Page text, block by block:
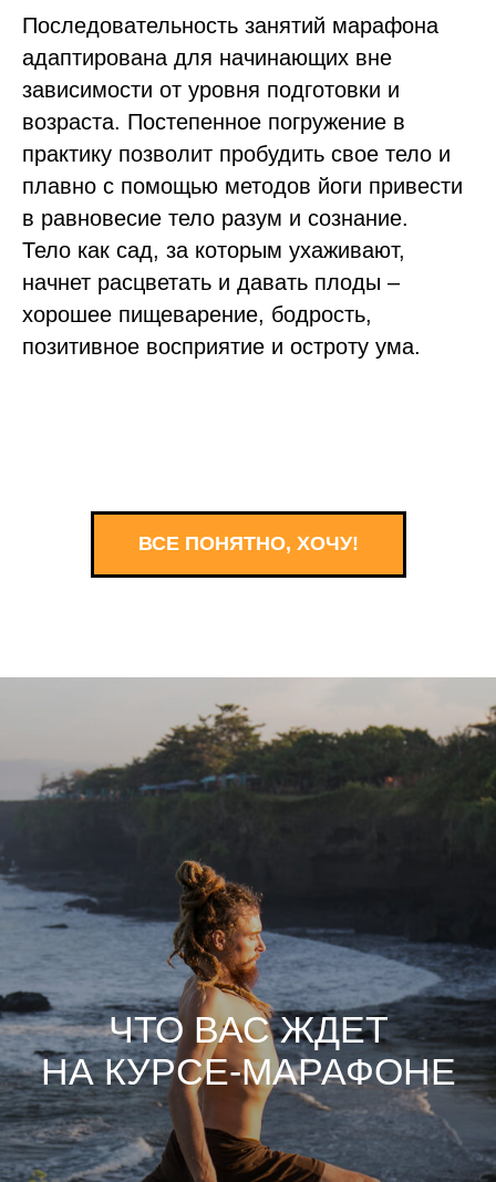
Последовательность занятий марафона
адаптирована для начинающих вне
зависимости от уровня подготовки и
возраста. Постепенное погружение в
практику позволит пробудить свое тело и
плавно с помощью методов йоги привести
в равновесие тело разум и сознание.
Тело как сад, за которым ухаживают,
начнет расцветать и давать плоды –
хорошее пищеварение, бодрость,
позитивное восприятие и остроту ума.
ВСЕ ПОНЯТНО, ХОЧУ!
ЧТО ВАС ЖДЕТ
НА КУРСЕ-МАРАФОНЕ